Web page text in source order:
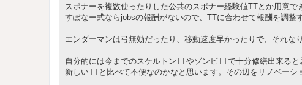
記
事
スポナーを複数使ったりした公共のスポナー経験値TTとか用意で
すぽなー式ならjobsの報酬がないので、TTに合わせて報酬を調整
エンダーマンは弓無効だったり、移動速度早かったりで、それな
自分的には今までのスケルトンTTやゾンビTTで十分修繕出来る
新しいTTと比べて不便なのかなと思います。その辺をリノベーシ